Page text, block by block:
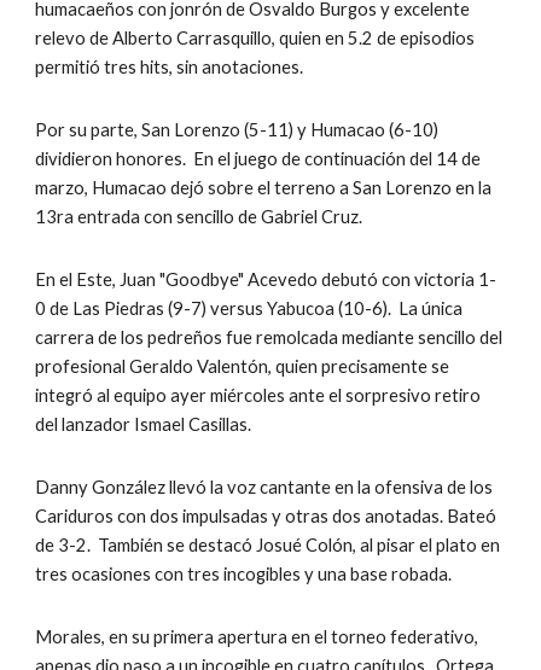
humacaeños con jonrón de Osvaldo Burgos y excelente
relevo de Alberto Carrasquillo, quien en 5.2 de episodios
permitió tres hits, sin anotaciones.
Por su parte, San Lorenzo (5-11) y Humacao (6-10)
dividieron honores.  En el juego de continuación del 14 de
marzo, Humacao dejó sobre el terreno a San Lorenzo en la
13ra entrada con sencillo de Gabriel Cruz.
En el Este, Juan "Goodbye" Acevedo debutó con victoria 1-
0 de Las Piedras (9-7) versus Yabucoa (10-6).  La única
carrera de los pedreños fue remolcada mediante sencillo del
profesional Geraldo Valentón, quien precisamente se
integró al equipo ayer miércoles ante el sorpresivo retiro
del lanzador Ismael Casillas.
Danny González llevó la voz cantante en la ofensiva de los
Cariduros con dos impulsadas y otras dos anotadas. Bateó
de 3-2.  También se destacó Josué Colón, al pisar el plato en
tres ocasiones con tres incogibles y una base robada.
Morales, en su primera apertura en el torneo federativo,